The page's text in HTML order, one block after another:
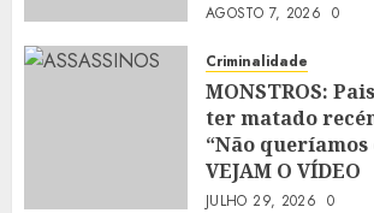
AGOSTO 7, 2026 0
Criminalidade
MONSTROS:
ter matado
“Não queríamos
VEJAM O VÍDEO
JULHO 29, 2026 0